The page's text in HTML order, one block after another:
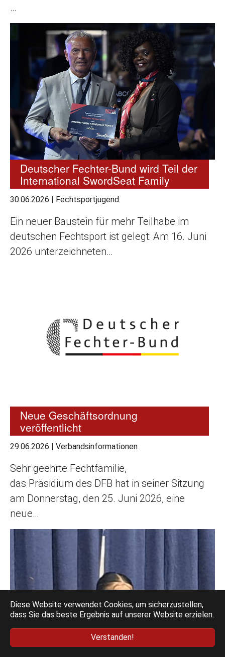
Diese Website verwendet Cookies, um sicherzustellen,
dass Sie das beste Ergebnis auf unserer Website erzielen.
Verstanden!
…
Deutscher Fechter-Bund wird Teil der
International SwordSeat Family
30.06.2026 | Fechtsportjugend
Ein neuer Baustein für mehr Teilhabe im
deutschen Fechtsport ist gelegt: Am 16. Juni
2026 unterzeichneten…
Neue Geschäftsordnung
veröffentlicht
29.06.2026 Verbandsinformationen
Sehr geehrte Fechtfamilie,
das Präsidium des DFB hat in seiner Sitzung
am Donnerstag, den 25. Juni 2026, eine
neue…